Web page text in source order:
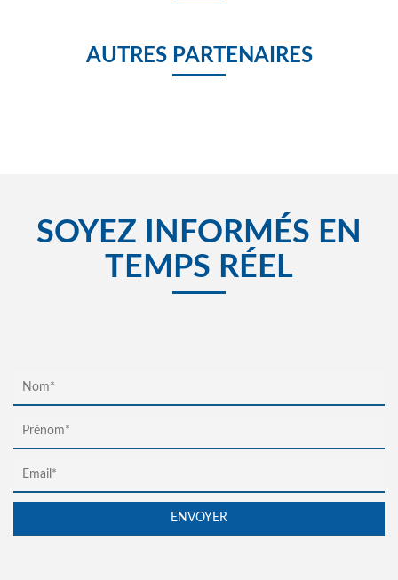
AUTRES PARTENAIRES
SOYEZ INFORMÉS EN
TEMPS RÉEL